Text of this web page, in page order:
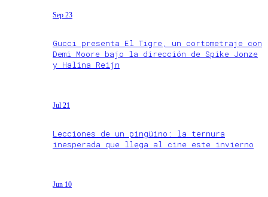
Sep 23
Gucci presenta El Tigre, un cortometraje con
Demi Moore bajo la dirección de Spike Jonze
y Halina Reijn
Jul 21
Lecciones de un pingüino: la ternura
inesperada que llega al cine este invierno
Jun 10